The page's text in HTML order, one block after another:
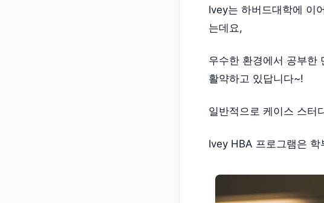
Ivey는 하버드대학에 이
는데요,
우수한 환경에서 공부한
활약하고 있답니다~!
일반적으로 케이스 스터
Ivey HBA 프로그램은